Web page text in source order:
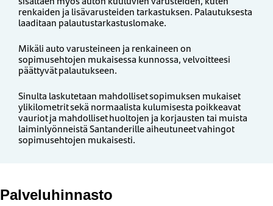
renkaiden ja lisävarusteiden tarkastuksen. Palautuksesta
laaditaan palautustarkastuslomake.
Mikäli auto varusteineen ja renkaineen on
sopimusehtojen mukaisessa kunnossa, velvoitteesi
päättyvät palautukseen.
Sinulta laskutetaan mahdolliset sopimuksen mukaiset
ylikilometrit sekä normaalista kulumisesta poikkeavat
vauriot ja mahdolliset huoltojen ja korjausten tai muista
laiminlyönneistä Santanderille aiheutuneet vahingot
sopimusehtojen mukaisesti.
Palveluhinnasto